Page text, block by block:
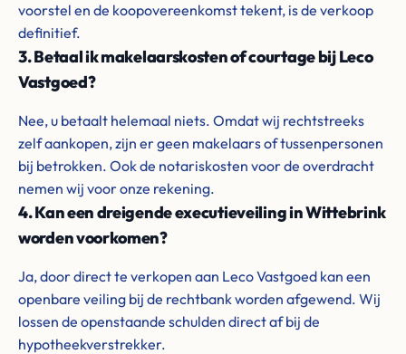
voorstel en de koopovereenkomst tekent, is de verkoop
definitief.
3. Betaal ik makelaarskosten of courtage bij Leco
Vastgoed?
Nee, u betaalt helemaal niets. Omdat wij rechtstreeks
zelf aankopen, zijn er geen makelaars of tussenpersonen
bij betrokken. Ook de notariskosten voor de overdracht
nemen wij voor onze rekening.
4. Kan een dreigende executieveiling in Wittebrink
worden voorkomen?
Ja, door direct te verkopen aan Leco Vastgoed kan een
openbare veiling bij de rechtbank worden afgewend. Wij
lossen de openstaande schulden direct af bij de
hypotheekverstrekker.